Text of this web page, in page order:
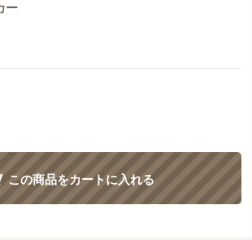
ー
この商品をカートに入れる